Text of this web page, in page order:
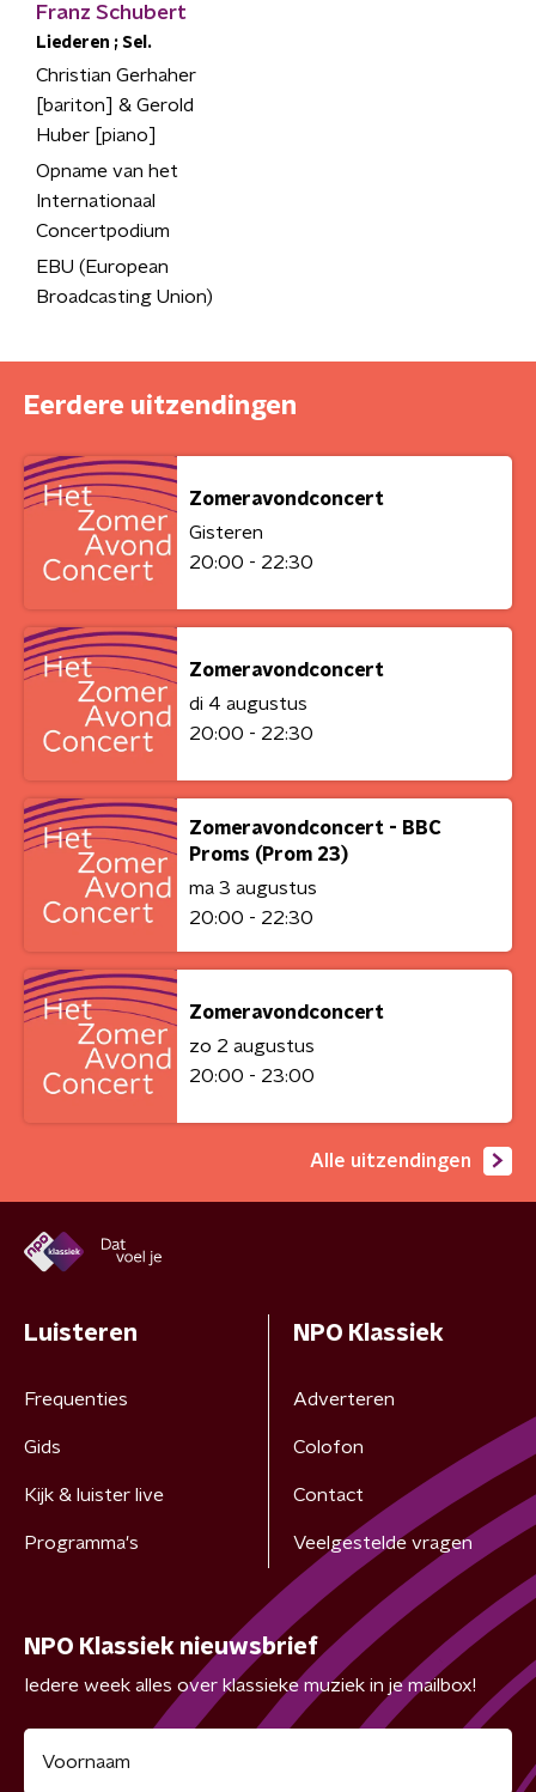
Franz Schubert
Liederen ; Sel.
Christian Gerhaher
[bariton] & Gerold
Huber [piano]
Opname van het
Internationaal
Concertpodium
EBU (European
Broadcasting Union)
Eerdere uitzendingen
Zomeravondconcert
Gisteren
20:00 - 22:30
Zomeravondconcert
di 4 augustus
20:00 - 22:30
Zomeravondconcert - BBC
Proms (Prom 23)
ma 3 augustus
20:00 - 22:30
Zomeravondconcert
zo 2 augustus
20:00 - 23:00
Alle uitzendingen
Luisteren
Frequenties
Gids
Kijk & luister live
Programma's
NPO Klassiek
Adverteren
Colofon
Contact
Veelgestelde vragen
NPO Klassiek nieuwsbrief
Iedere week alles over klassieke muziek in je mailbox!